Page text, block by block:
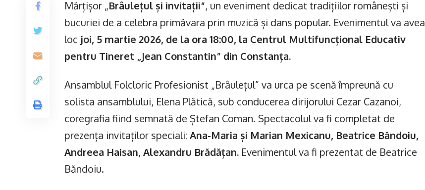
Mărțișor „Brâulețul și invitații”, un eveniment dedicat tradițiilor românești și
bucuriei de a celebra primăvara prin muzică și dans popular. Evenimentul va avea
loc joi, 5 martie 2026, de la ora 18:00, la Centrul Multifuncțional Educativ
pentru Tineret „Jean Constantin” din Constanța.
Ansamblul Folcloric Profesionist „Brâulețul” va urca pe scenă împreună cu
solista ansamblului, Elena Plătică, sub conducerea dirijorului Cezar Cazanoi,
coregrafia fiind semnată de Ștefan Coman. Spectacolul va fi completat de
prezența invitaților speciali: Ana-Maria și Marian Mexicanu, Beatrice Băndoiu,
Andreea Haisan, Alexandru Brădățan. Evenimentul va fi prezentat de Beatrice
Băndoiu.